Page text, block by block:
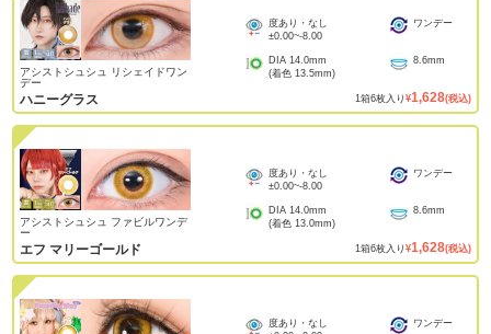
アシストシュシュ リシェイドワン
デー
ハニーグラス
度あり・なし
±0.00~-8.00
ワンデー
DIA 14.0mm
(着色 13.5mm)
8.6mm
1箱6枚入り ¥1,628(税込)
アシストシュシュ ファビルワンデ
ー
エフ マリーゴールド
度あり・なし
±0.00~-8.00
ワンデー
DIA 14.0mm
(着色 13.0mm)
8.6mm
1箱6枚入り ¥1,628(税込)
度あり・なし
ワンデー